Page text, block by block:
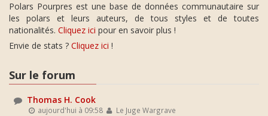
Polars Pourpres est une base de données communautaire sur
les polars et leurs auteurs, de tous styles et de toutes
nationalités. Cliquez ici pour en savoir plus !
Envie de stats ? Cliquez ici !
Sur le forum
Thomas H. Cook
aujourd'hui à 09:58 Le Juge Wargrave